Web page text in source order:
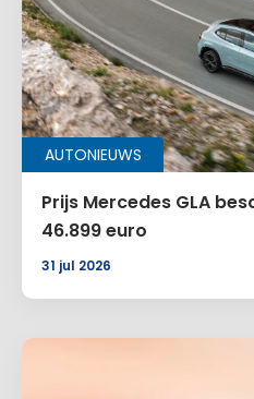
AUTONIEUWS
Prijs Mercedes GLA
46.899 euro
31 jul 2026